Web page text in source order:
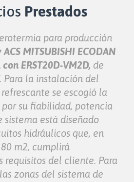
Prestados
para producción
MITSUBISHI ECODAN
ERST20D-VM2D, de
Para la instalación del
se escogió la
por su fiabilidad, potencia
sistema está diseñado
hidráulicos que, en
m2, cumplirá
requisitos del cliente. Para
zonas del sistema de